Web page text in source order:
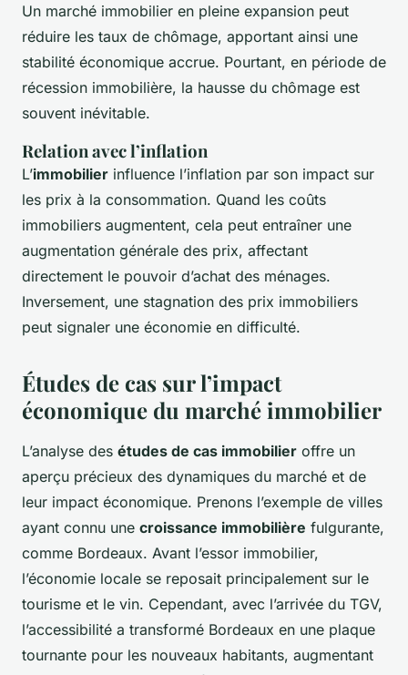
Un marché immobilier en pleine expansion peut
réduire les taux de chômage, apportant ainsi une
stabilité économique accrue. Pourtant, en période de
récession immobilière, la hausse du chômage est
souvent inévitable.
Relation avec l’inflation
L’immobilier influence l’inflation par son impact sur
les prix à la consommation. Quand les coûts
immobiliers augmentent, cela peut entraîner une
augmentation générale des prix, affectant
directement le pouvoir d’achat des ménages.
Inversement, une stagnation des prix immobiliers
peut signaler une économie en difficulté.
Études de cas sur l’impact
économique du marché immobilier
L’analyse des études de cas immobilier offre un
aperçu précieux des dynamiques du marché et de
leur impact économique. Prenons l’exemple de villes
ayant connu une croissance immobilière fulgurante,
comme Bordeaux. Avant l’essor immobilier,
l’économie locale se reposait principalement sur le
tourisme et le vin. Cependant, avec l’arrivée du TGV,
l’accessibilité a transformé Bordeaux en une plaque
tournante pour les nouveaux habitants, augmentant